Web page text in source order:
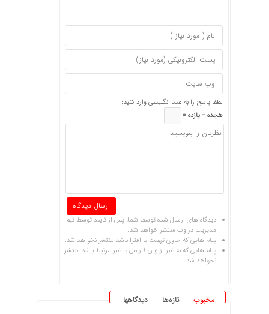
لطفا پاسخ را به عدد انگلیسی وارد کنید:
هجده − یازده =
دیدگاه های ارسال شده توسط شما، پس از تایید توسط تیم
مدیریت در وب منتشر خواهد شد.
پیام هایی که حاوی تهمت یا افترا باشد منتشر نخواهد شد.
پیام هایی که به غیر از زبان فارسی یا غیر مرتبط باشد منتشر
نخواهد شد.
محبوب تازه‌ها دیدگاهها